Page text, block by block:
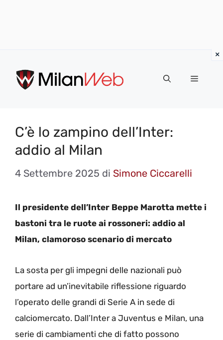
contenuto
MENU
C’è lo zampino dell’Inter:
addio al Milan
4 Settembre 2025 di Simone Ciccarelli
Il presidente dell’Inter Beppe Marotta mette i
bastoni tra le ruote ai rossoneri: addio al
Milan, clamoroso scenario di mercato
La sosta per gli impegni delle nazionali può
portare ad un’inevitabile riflessione riguardo
l’operato delle grandi di Serie A in sede di
calciomercato. Dall’Inter a Juventus e Milan, una
serie di cambiamenti che di fatto possono